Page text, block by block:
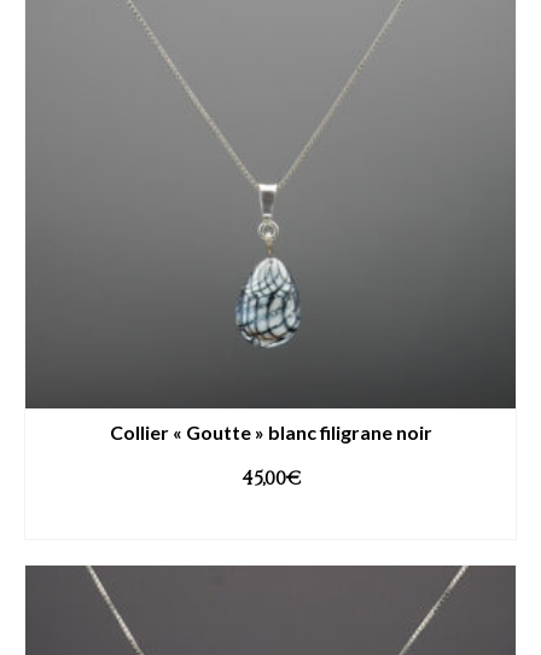
Collier « Goutte » blanc filigrane noir
45,00€